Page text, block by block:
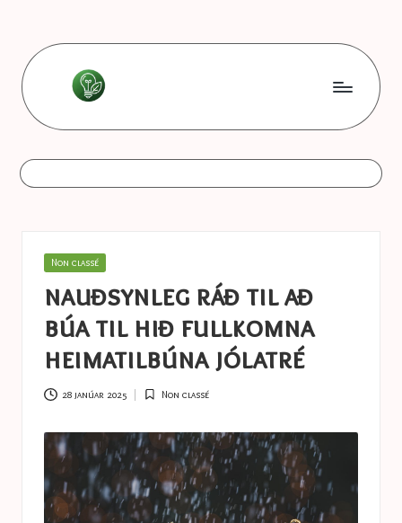
content
L
e
s
o
n
n
e
s
a
s
t
u
astuces
Posted
Non classé
nauðsynleg ráð til að
búa til hið fullkomna
heimatilbúna jólatré
28 janúar 2025
Posted
Non classé